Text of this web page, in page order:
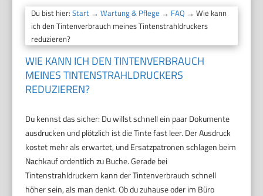
Du bist hier:Start →Wartung & Pflege → FAQ → Wie kann
ich den Tintenverbrauch meines Tintenstrahldruckers
reduzieren?
WIE KANN ICH DEN TINTENVERBRAUCH
MEINES TINTENSTRAHLDRUCKERS
REDUZIEREN?
Du kennst das sicher: Du willst schnell ein paar Dokumente
ausdrucken und plötzlich ist die Tinte fast leer. Der Ausdruck
kostet mehr als erwartet, und Ersatzpatronen schlagen beim
Nachkauf ordentlich zu Buche. Gerade bei
Tintenstrahldruckern kann der Tintenverbrauch schnell
höher sein, als man denkt. Ob du zuhause oder im Büro